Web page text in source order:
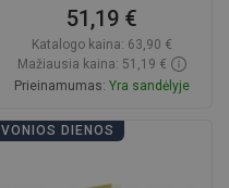
51,19 €
Katalogo kaina: 63,90 €
Mažiausia kaina: 51,19 €
Prieinamumas: Yra sandėlyje
Į krepšelį
VONIOS DIENOS